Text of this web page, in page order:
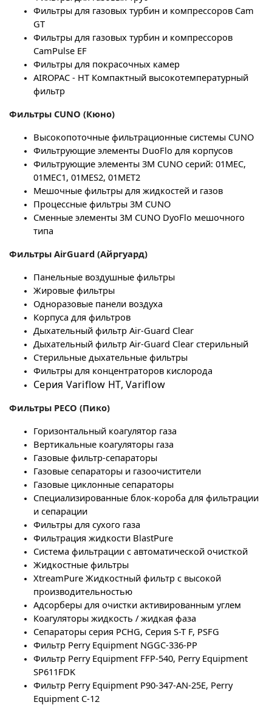
Фильтры для газовых турбин и компрессоров Cam
GT
Фильтры для газовых турбин и компрессоров
CamPulse EF
Фильтры для покрасочных камер
AIROPAC - HT Компактный высокотемпературный
фильтр
Фильтры CUNO (Кюно)
Высокопоточные фильтрационные системы CUNO
Фильтрующие элементы DuoFlo для корпусов
Фильтрующие элементы 3M CUNO серий: 01MEC,
01MEC1, 01MES2, 01MET2
Мешочные фильтры для жидкостей и газов
Процессные фильтры 3M CUNO
Сменные элементы 3M CUNO DyoFlo мешочного
типа
Фильтры AirGuard (Айргуард)
Панельные воздушные фильтры
Жировые фильтры
Одноразовые панели воздуха
Корпуса для фильтров
Дыхательный фильтр Air-Guard Clear
Дыхательный фильтр Air-Guard Clear стерильный
Стерильные дыхательные фильтры
Фильтры для концентраторов кислорода
Серия Variflow HT, Variflow
Фильтры PECO (Пико)
Горизонтальный коагулятор газа
Вертикальные коагуляторы газа
Газовые фильтр-сепараторы
Газовые сепараторы и газоочистители
Газовые циклонные сепараторы
Специализированные блок-короба для фильтрации
и сепарации
Фильтры для сухого газа
Фильтрация жидкости BlastPure
Система фильтрации с автоматической очисткой
Жидкостные фильтры
XtreamPure Жидкостный фильтр с высокой
производительностью
Адсорберы для очистки активированным углем
Коагуляторы жидкость / жидкая фаза
Сепараторы серия PCHG, Серия S-T F, PSFG
Фильтр Perry Equipment NGGC-336-PP
Фильтр Perry Equipment FFP-540, Perry Equipment
SP611FDK
Фильтр Perry Equipment P90-347-AN-25E, Perry
Equipment С-12